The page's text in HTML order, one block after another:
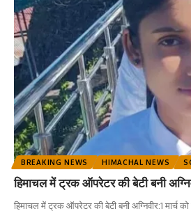
BREAKING NEWS HIMACHAL NEWS
हिमाचल में ट्रक ऑपरेटर की बेटी बनी
हिमाचल में ट्रक ऑपरेटर की बेटी बनी अग्निवीर:1 मार्च